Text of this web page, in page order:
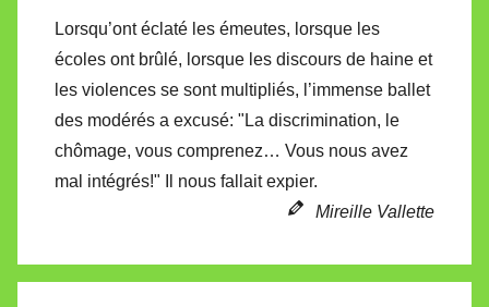
e
t
t
e
Lorsqu’ont éclaté les émeutes, lorsque les
écoles ont brûlé, lorsque les discours de haine et
les violences se sont multipliés, l’immense ballet
des modérés a excusé: "La discrimination, le
chômage, vous comprenez… Vous nous avez
mal intégrés!" Il nous fallait expier.
Mireille Vallette